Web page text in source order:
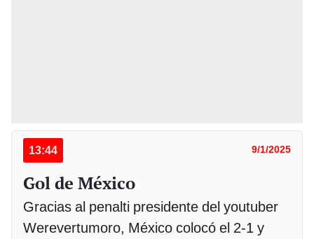
13:44 9/1/2025
Gol de México
Gracias al penalti presidente del youtuber
Werevertumoro, México colocó el 2-1 y